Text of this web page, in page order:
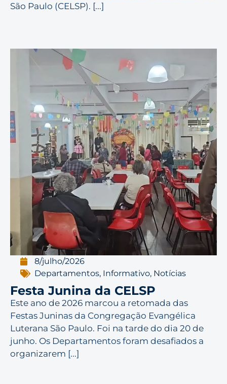
São Paulo (CELSP). [...]
8/julho/2026
Departamentos, Informativo, Notícias
Festa Junina da CELSP
Este ano de 2026 marcou a retomada das
Festas Juninas da Congregação Evangélica
Luterana São Paulo. Foi na tarde do dia 20 de
junho. Os Departamentos foram desafiados a
organizarem [...]